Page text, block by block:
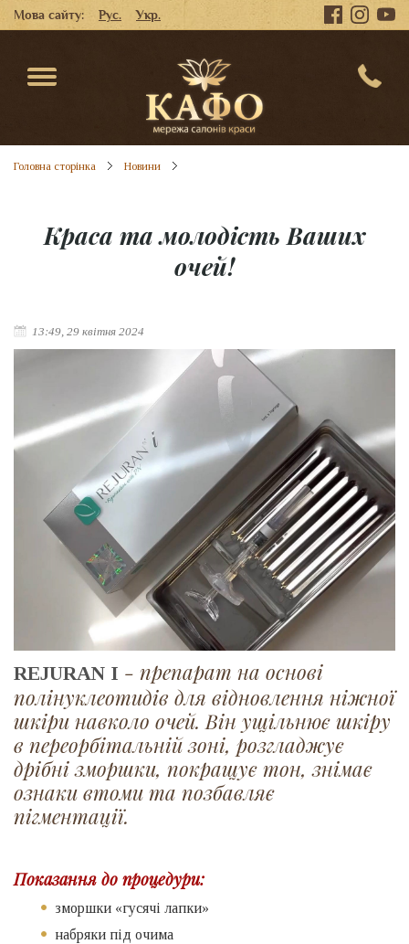
Мова сайту: Рус. Укр.
Головна сторінка Новини
Краса та молодість Ваших
очей!
13:49, 29 квітня 2024
REJURAN I - препарат на основі
полінуклеотидів для відновлення ніжної
шкіри навколо очей. Він ущільнює шкіру
в переорбітальній зоні, розгладжує
дрібні зморшки, покращує тон, знімає
ознаки втоми та позбавляє
пігментації.
Показання до процедури:
зморшки «гусячі лапки»
набряки під очима